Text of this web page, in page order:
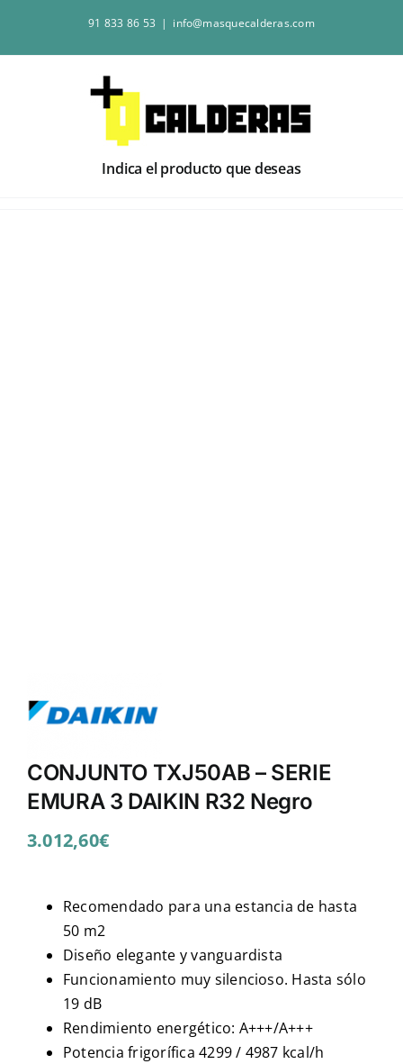
contenido
91 833 86 53 | info@masquecalderas.com
Indica el producto que deseas
CONJUNTO TXJ50AB – SERIE
EMURA 3 DAIKIN R32 Negro
3.012,60€
Recomendado para una estancia de hasta
50 m2
Diseño elegante y vanguardista
Funcionamiento muy silencioso. Hasta sólo
19 dB
Rendimiento energético: A+++/A+++
Potencia frigorífica 4299 / 4987 kcal/h